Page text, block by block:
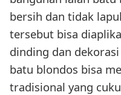
bersih dan tidak
tersebut bisa
dinding dan
batu blondos bisa
tradisional yang